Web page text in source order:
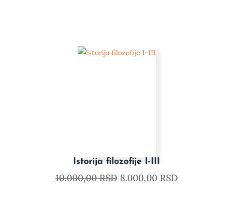
Istorija filozofije I-III
10.000,00RSD 8.000,00 RSD